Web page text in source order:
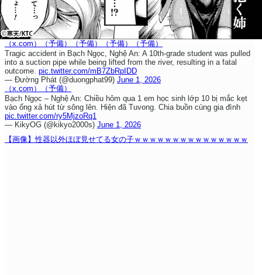
（x.com） （予備） （予備） （予備）
（予備）
Tragic accident in Bạch Ngọc, Nghệ An: A 10th-grade student was pulled
into a suction pipe while being lifted from the river, resulting in a fatal
outcome. pic.twitter.com/mB7ZbRpIDD
— Đường Phát (@duongphat99) June 1, 2026
（x.com）
（予備）
Bạch Ngọc – Nghệ An: Chiều hôm qua 1 em học sinh lớp 10 bị mắc kẹt
vào ống xả hút từ sông lên. Hiện đã Tuvong. Chia buồn cùng gia đình
pic.twitter.com/ry5MjzoRq1
— KikyOG (@kikyo2000s) June 1, 2026
【画像】性器以外ほぼ見せてる女の子ｗｗｗｗｗｗｗｗｗｗｗｗｗｗｗ